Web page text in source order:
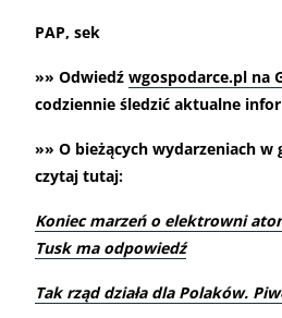
PAP, sek
»» Odwiedź wgospodarce.pl na
codziennie śledzić aktualne
»» O bieżących wydarzeniach w
czytaj tutaj:
Koniec marzeń o elektrowni
Tusk ma odpowiedź
Tak rząd działa dla Polaków.